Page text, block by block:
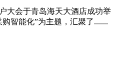
大会于青岛海天大酒店成功举
智能化”为主题，汇聚了.......